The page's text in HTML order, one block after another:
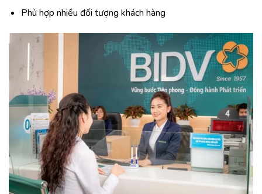
Phù hợp nhiều đối tượng khách hàng